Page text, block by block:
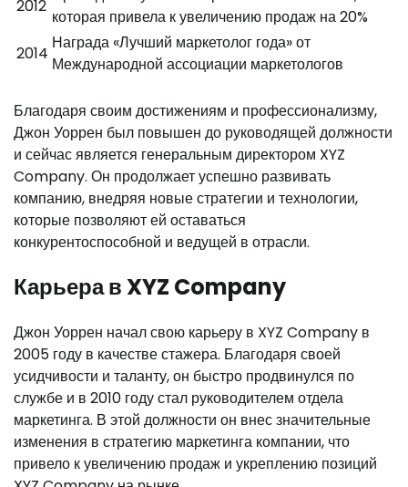
2012
которая привела к увеличению продаж на 20%
2014
Награда «Лучший маркетолог года» от
Международной ассоциации маркетологов
Благодаря своим достижениям и профессионализму,
Джон Уоррен был повышен до руководящей должности
и сейчас является генеральным директором XYZ
Company. Он продолжает успешно развивать
компанию, внедряя новые стратегии и технологии,
которые позволяют ей оставаться
конкурентоспособной и ведущей в отрасли.
Карьера в XYZ Company
Джон Уоррен начал свою карьеру в XYZ Company в
2005 году в качестве стажера. Благодаря своей
усидчивости и таланту, он быстро продвинулся по
службе и в 2010 году стал руководителем отдела
маркетинга. В этой должности он внес значительные
изменения в стратегию маркетинга компании, что
привело к увеличению продаж и укреплению позиций